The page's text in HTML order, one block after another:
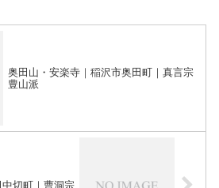
奥田山・安楽寺｜稲沢市奥田町｜真言宗
豊山派
切町｜曹洞宗